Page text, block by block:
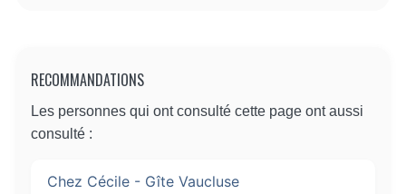
RECOMMANDATIONS
Les personnes qui ont consulté cette page ont aussi
consulté :
Chez Cécile - Gîte Vaucluse